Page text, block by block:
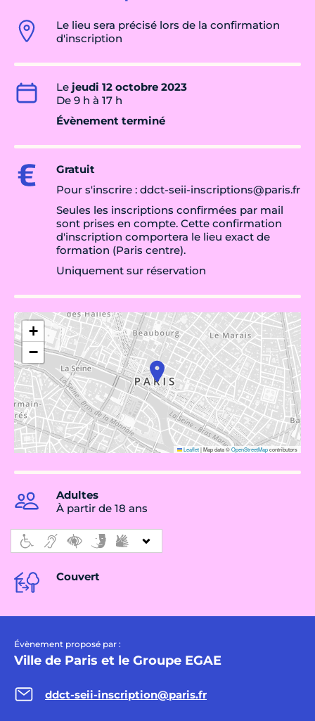
Le lieu sera précisé lors de la confirmation
d'inscription
Le jeudi 12 octobre 2023
De 9 h à 17 h
Évènement terminé
Gratuit
Pour s'inscrire : ddct-seii-inscriptions@paris.fr
Seules les inscriptions confirmées par mail
sont prises en compte. Cette confirmation
d'inscription comportera le lieu exact de
formation (Paris centre).
Uniquement sur réservation
+
−
Leaflet|Map data ©OpenStreetMapcontributors
Adultes
À partir de 18 ans
Couvert
Évènement proposé par :
Ville de Paris et le Groupe EGAE
ddct-seii-inscription@paris.fr